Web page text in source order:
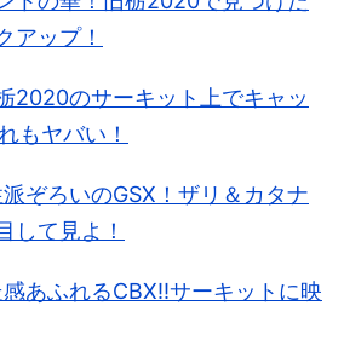
アップ！
2020のサーキット上でキャッ
もヤバい！
ぞろいのGSX！ザリ＆カタナ
して見よ！
あふれるCBX!!サーキットに映